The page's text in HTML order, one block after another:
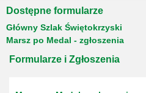
Dostępne formularze
Główny Szlak Świętokrzyski
Marsz po Medal - zgłoszenia
Formularze i Zgłoszenia